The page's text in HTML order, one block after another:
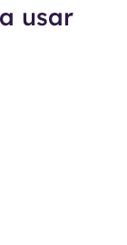
usar